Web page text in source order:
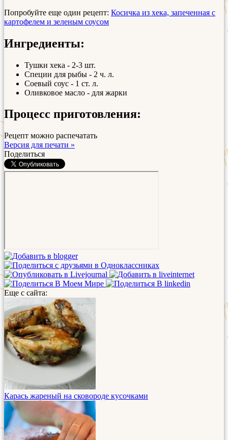
Попробуйте еще один рецепт: Косичка из хека, запеченная с
картофелем и зеленым соусом
Ингредиенты:
Тушки хека - 2-3 шт.
Специи для рыбы - 2 ч. л.
Соевый соус - 1 ст. л.
Оливковое масло - для жарки
Процесс приготовления:
Рецепт можно распечатать
Версия для печати »
Поделиться
Еще с сайта:
Карась жареный на сковороде кусочками